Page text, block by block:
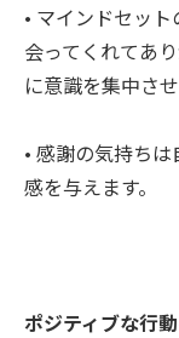
• マインドセッ
会ってくれてあ
に意識を集中させ
• 感謝の気持ち
感を与えます。
ポジティブな行